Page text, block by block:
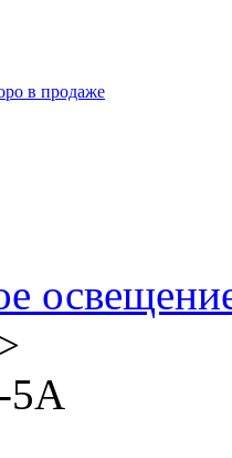
в продаже
5A